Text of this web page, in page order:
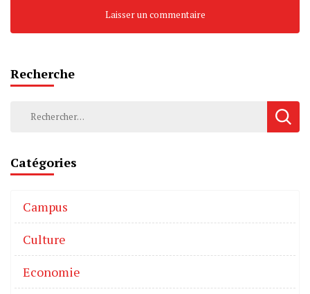
Recherche
Catégories
Campus
Culture
Economie